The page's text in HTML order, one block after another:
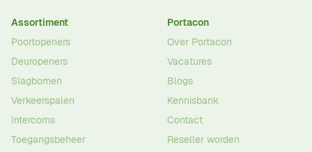
Assortiment
Poortopeners
Deuropeners
Slagbomen
Verkeerspalen
Intercoms
Toegangsbeheer
Portacon
Over Portacon
Vacatures
Blogs
Kennisbank
Contact
Reseller worden